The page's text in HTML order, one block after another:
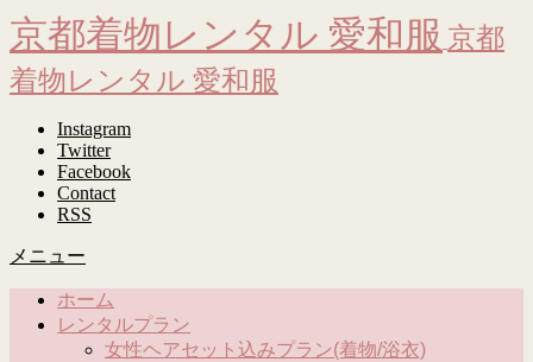
京都着物レンタル 愛和服 京都
着物レンタル 愛和服
Instagram
Twitter
Facebook
Contact
RSS
メニュー
ホーム
レンタルプラン
女性ヘアセット込みプラン(着物/浴衣)